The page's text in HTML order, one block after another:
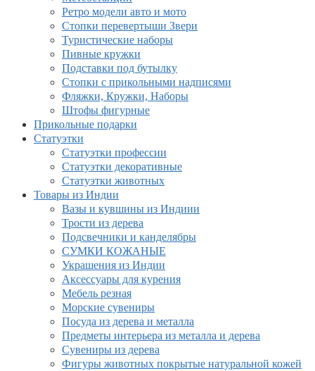
Ретро модели авто и мото
Стопки перевертыши Звери
Туристические наборы
Пивные кружки
Подставки под бутылку
Стопки с прикольными надписями
Фляжки, Кружки, Наборы
Штофы фигурные
Прикольные подарки
Статуэтки
Статуэтки профессии
Статуэтки декоративные
Статуэтки животных
Товары из Индии
Вазы и кувшины из Индиии
Трости из дерева
Подсвечники и канделябры
СУМКИ КОЖАНЫЕ
Украшения из Индии
Аксессуары для курения
Мебель резная
Морские сувениры
Посуда из дерева и металла
Предметы интерьера из металла и дерева
Сувениры из дерева
Фигуры животных покрытые натуральной кожей